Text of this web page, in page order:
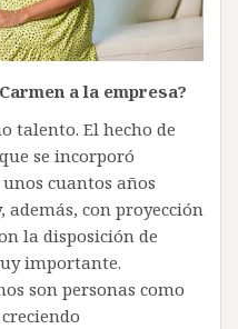
a la empresa?
talento. El hecho de
se incorporó
cuantos años
con proyección
la disposición de
importante.
son personas como